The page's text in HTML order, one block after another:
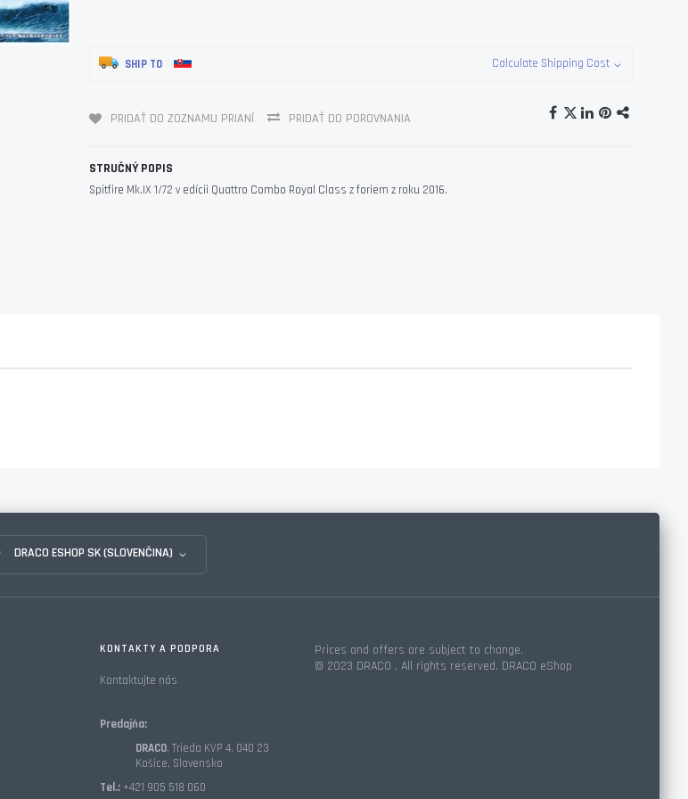
SHIP TO Calculate Shipping Cost
PRIDAŤ DO ZOZNAMU PRIANÍ PRIDAŤ DO POROVNANIA
STRUČNÝ POPIS
Spitfire Mk.IX 1/72 v edícii Quattro Combo Royal Class z foriem z roku 2016.
DRACO ESHOP SK (SLOVENČINA)
KONTAKTY A PODPORA
Kontaktujte nás
Predajňa:
DRACO, Trieda KVP 4, 040 23
Košice, Slovensko
Tel.: +421 905 518 060
Prices and offers are subject to change.
© 2023 DRACO . All rights reserved. DRACO eShop